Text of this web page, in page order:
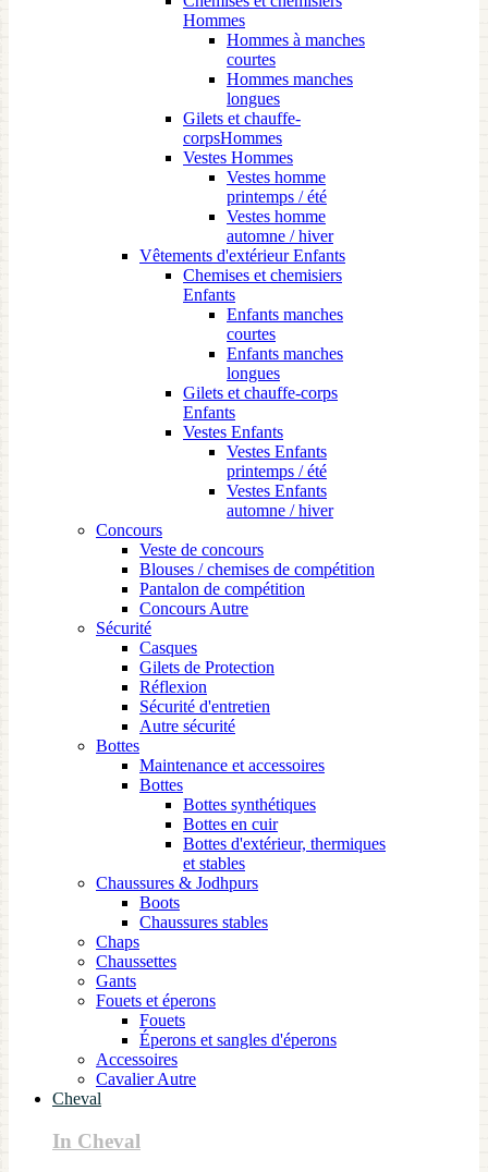
Hommes
Hommes à manches
courtes
Hommes manches
longues
Gilets et chauffe-
corpsHommes
Vestes Hommes
Vestes homme
printemps / été
Vestes homme
automne / hiver
Vêtements d'extérieur Enfants
Chemises et chemisiers
Enfants
Enfants manches
courtes
Enfants manches
longues
Gilets et chauffe-corps
Enfants
Vestes Enfants
Vestes Enfants
printemps / été
Vestes Enfants
automne / hiver
Concours
Veste de concours
Blouses / chemises de compétition
Pantalon de compétition
Concours Autre
Sécurité
Casques
Gilets de Protection
Réflexion
Sécurité d'entretien
Autre sécurité
Bottes
Maintenance et accessoires
Bottes
Bottes synthétiques
Bottes en cuir
Bottes d'extérieur, thermiques
et stables
Chaussures & Jodhpurs
Boots
Chaussures stables
Chaps
Chaussettes
Gants
Fouets et éperons
Fouets
Éperons et sangles d'éperons
Accessoires
Cavalier Autre
Cheval
In Cheval